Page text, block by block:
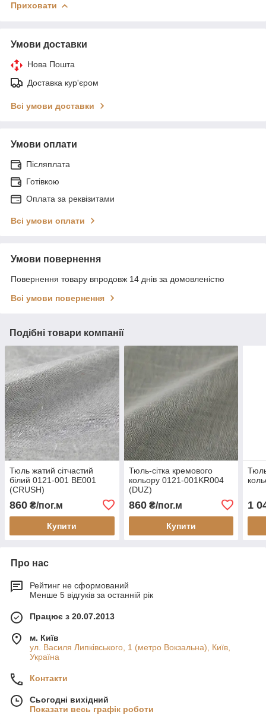
Приховати
Умови доставки
Нова Пошта
Доставка кур'єром
Всі умови доставки
Умови оплати
Післяплата
Готівкою
Оплата за реквізитами
Всі умови оплати
Умови повернення
Повернення товару впродовж 14 днів за домовленістю
Всі умови повернення
Подібні товари компанії
Тюль жатий сітчастий
білий 0121-001 BE001
(CRUSH)
860 ₴/пог.м
Купити
Тюль-сітка кремового
кольору 0121-001KR004
(DUZ)
860₴/пог.м
Купити
1
Про нас
Рейтинг не сформований
Менше 5 відгуків за останній рік
Працює з 20.07.2013
м. Київ
ул. Василя Липківського, 1 (метро Вокзальна), Київ,
Україна
Контакти
Сьогодні вихідний
Показати весь графік роботи